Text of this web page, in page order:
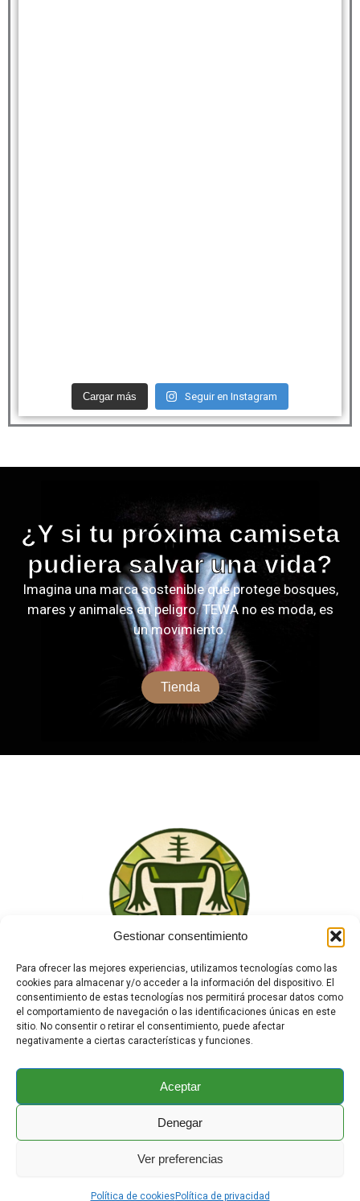
Gestionar consentimiento
Para ofrecer las mejores experiencias, utilizamos tecnologías como las
cookies para almacenar y/o acceder a la información del dispositivo. El
consentimiento de estas tecnologías nos permitirá procesar datos como
el comportamiento de navegación o las identificaciones únicas en este
sitio. No consentir o retirar el consentimiento, puede afectar
negativamente a ciertas características y funciones.
Aceptar
Denegar
Ver preferencias
Política de cookies Política de privacidad
Cargar más Seguir en Instagram
¿Y si tu próxima camiseta
pudiera salvar una vida?
Imagina una marca sostenible que protege bosques,
mares y animales en peligro. TEWA no es moda, es
un movimiento.
Tienda
¿Quiénes Somos?
Enciclopedia Animal
Aviso Legal|Política de Privacidad
Política de Cookies